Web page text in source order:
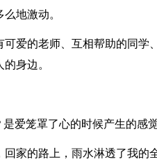
地激动。
可爱的老师、互相帮助的同
身边。
是爱笼罩了心的时候产生的感
回家的路上，雨水淋透了我的